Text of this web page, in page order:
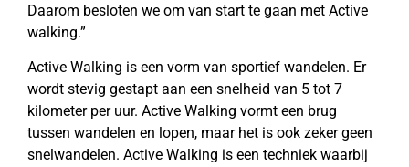
Daarom besloten we om van start te gaan met Active
walking.”
Active Walking is een vorm van sportief wandelen. Er
wordt stevig gestapt aan een snelheid van 5 tot 7
kilometer per uur. Active Walking vormt een brug
tussen wandelen en lopen, maar het is ook zeker geen
snelwandelen. Active Walking is een techniek waarbij